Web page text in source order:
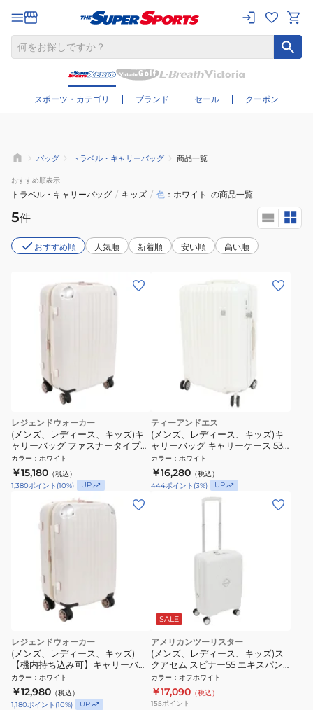
スポーツ・カテゴリ ブランド セール クーポン
さらに絞り込む
バッグ トラベル・キャリーバッグ 商品一覧
おすすめ順表示
トラベル・キャリーバッグ / キッズ / 色 ホワイト の商品一覧
5件
おすすめ順 人気順 新着順 安い順 高い順
レジェンドウォーカー
(メンズ、レディース、キッズ)キ
ャリーバッグ ファスナータイプ
48L 5122-55 WHCB スーツケー
ス
カラー ： ホワイト
￥15,180 （税込）
1,380ポイント (10%) UP
ティーアンドエス
(メンズ、レディース、キッズ)キ
ャリーバッグ キャリーケース 53L
ホワイト 5216-57-WH
カラー ： ホワイト
￥16,280 （税込）
444ポイント (3%) UP
レジェンドウォーカー
(メンズ、レディース、キッズ)
【機内持ち込み可】キャリーバッ
グ ファスナータイプ 32L 5122-48
WHCB スーツケース
カラー ： ホワイト
￥12,980 （税込）
1,180ポイント (10%) UP
SALE
アメリカンツーリスター
(メンズ、レディース、キッズ)ス
クアセム スピナー55 エキスパン
ダブル スーツケース QJ2-35001
カラー ： オフホワイト
￥17,090 （税込）
155ポイント